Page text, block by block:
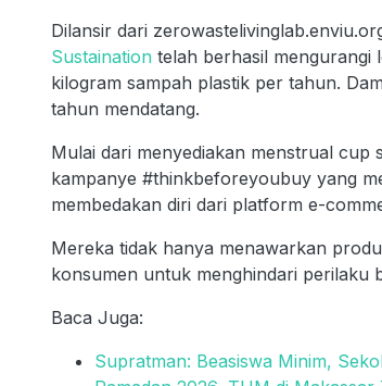
Dilansir dari
Sustaination telah berhasil mengurangi
kilogram sampah plastik per tahun.
tahun mendatang.
Mulai dari menyediakan menstrual cup
kampanye #thinkbeforeyoubuy yang
membedakan diri dari platform e-
Mereka tidak hanya menawarkan
konsumen untuk menghindari perilaku
Baca Juga:
Supratman: Beasiswa Minim,